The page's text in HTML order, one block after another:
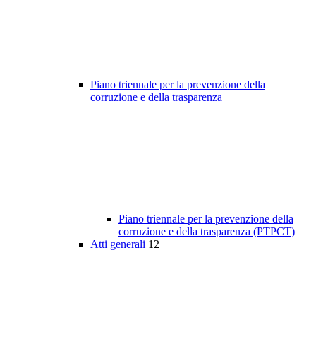
Piano triennale per la prevenzione della
corruzione e della trasparenza
Piano triennale per la prevenzione della
corruzione e della trasparenza (PTPCT)
Atti generali 12